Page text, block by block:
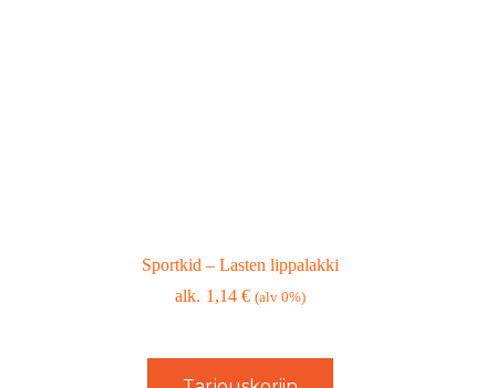
Sportkid – Lasten lippalakki
1,14€ (alv 0%)